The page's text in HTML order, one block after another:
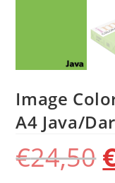
Image
A4 Java/
€24,50